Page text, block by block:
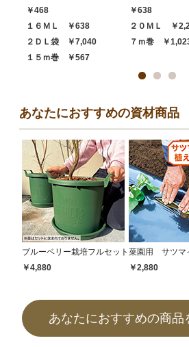
￥468
１６ＭＬ ￥638
２ＤＬ袋 ￥7,040
１５ｍ巻 ￥567
￥638
２０ＭＬ ￥
７ｍ巻 ￥
あなたにおすすめの資材商品
ブルーベリー栽培フルセット
￥4,880
菜園用 サツマ
￥2,880
あなたにおすすめの商品